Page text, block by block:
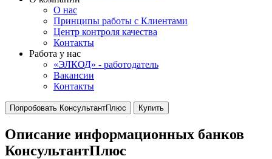
О нас
Принципы работы с Клиентами
Центр контроля качества
Контакты
Работа у нас
«ЭЛКОД» - работодатель
Вакансии
Контакты
Попробовать КонсультантПлюс Купить
Описание информационных банков
КонсультантПлюс